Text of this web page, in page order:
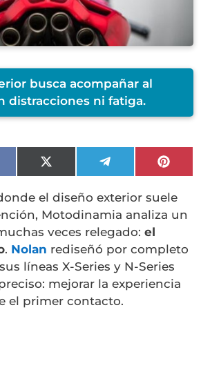
busca acompañar al
distracciones ni fatiga.
Compartir
en
X
(Twitter)
Compartir
en
Telegram
en
el diseño exterior suele
Motodinamia analiza un
veces relegado: el
. Nolan rediseñó por completo
líneas X-Series y N-Series
mejorar la experiencia
el primer contacto.